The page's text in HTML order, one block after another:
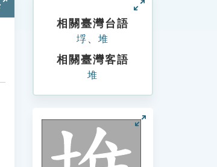
相關臺灣台語
垺 堆
相關臺灣客語
堆